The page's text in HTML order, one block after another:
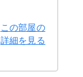
この部屋の
詳細を見る